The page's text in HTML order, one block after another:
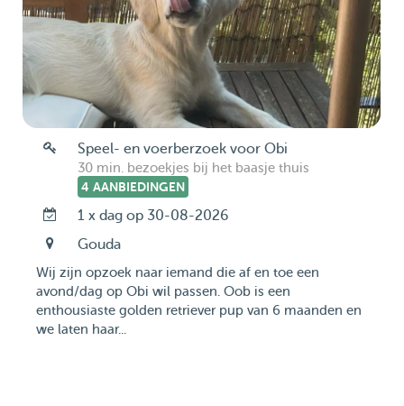
Speel- en voerberzoek voor Obi
30 min. bezoekjes bij het baasje thuis
4 AANBIEDINGEN
1 x dag op 30-08-2026
Gouda
Wij zijn opzoek naar iemand die af en toe een
avond/dag op Obi wil passen. Oob is een
enthousiaste golden retriever pup van 6 maanden en
we laten haar...